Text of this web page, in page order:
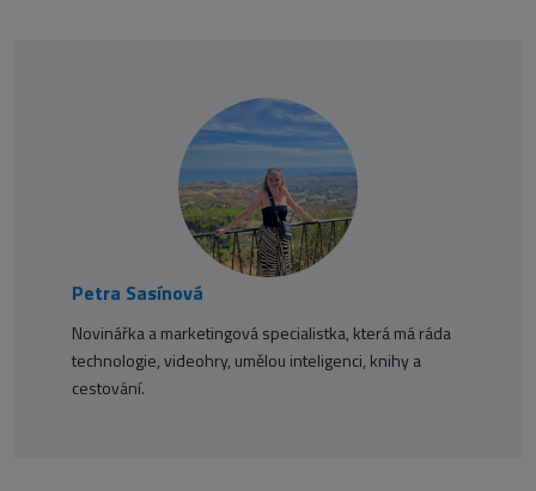
Petra Sasínová
Novinářka a marketingová specialistka, která má ráda
technologie, videohry, umělou inteligenci, knihy a
cestování.